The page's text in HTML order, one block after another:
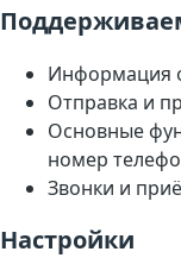
Информация
Отправка и
Основные
номер
Звонки и
Настройки